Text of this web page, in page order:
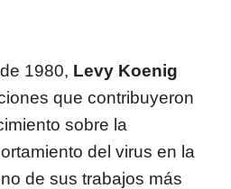
1980, Levy Koenig
que contribuyeron
sobre la
del virus en la
de sus trabajos más